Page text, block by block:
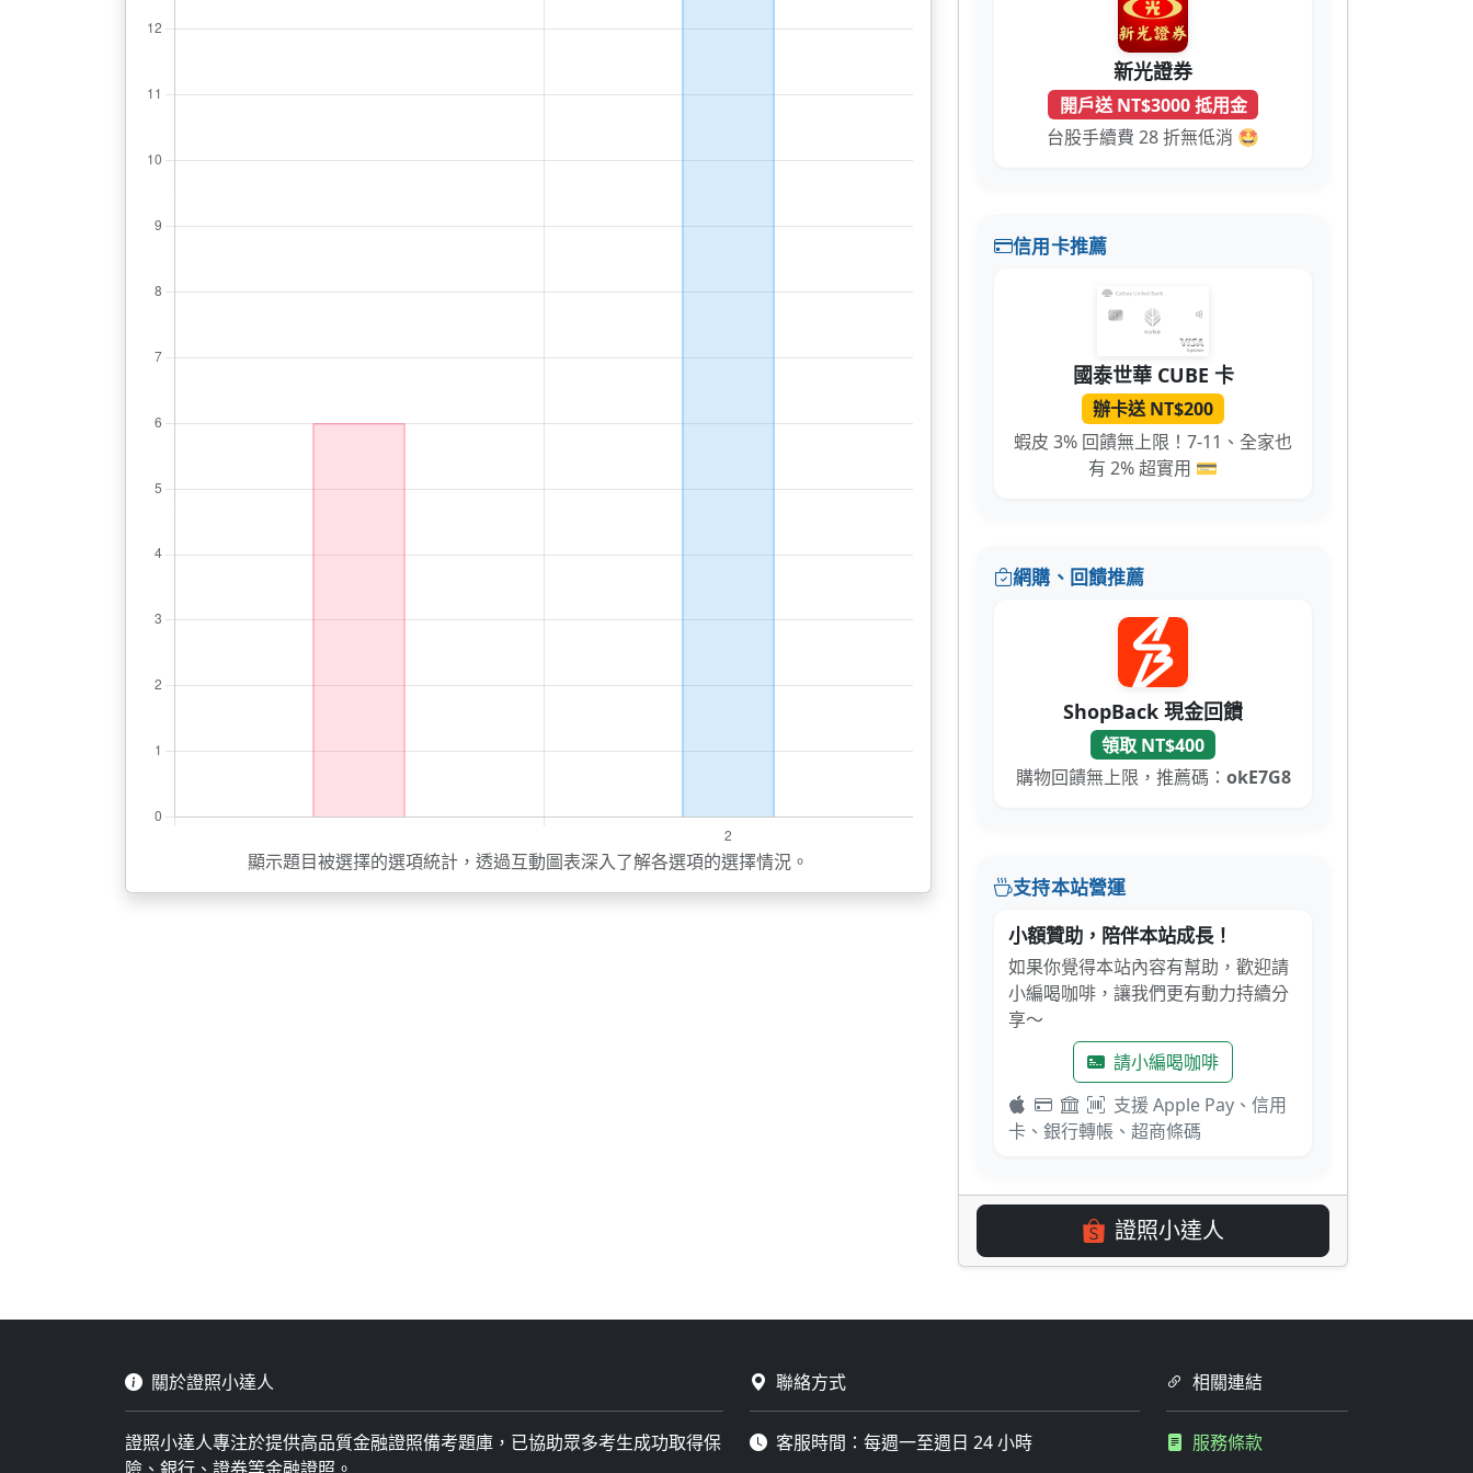
顯示題目被選擇的選項統計，透過互動圖表深入了解各選項的選擇情況。
新光證券
開戶送 NT$3000 抵用金
台股手續費 28 折無低消 🤩
信用卡推薦
國泰世華 CUBE 卡
辦卡送 NT$200
蝦皮 3% 回饋無上限！7-11、全家也
有 2% 超實用 💳
網購、回饋推薦
ShopBack 現金回饋
領取 NT$400
購物回饋無上限，推薦碼： okE7G8
支持本站營運
小額贊助，陪伴本站成長！
如果你覺得本站內容有幫助，歡迎請
小編喝咖啡，讓我們更有動力持續分
享～
請小編喝咖啡
支援 Apple Pay、信用
卡、銀行轉帳、超商條碼
證照小達人
關於證照小達人
證照小達人專注於提供高品質金融證照備考題庫，已協助眾多考生成功取得保
聯絡方式
客服時間：每週一至週日 24 小時
相關連結
服務條款